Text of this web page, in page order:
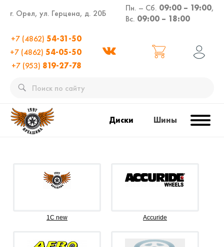
г. Орел, ул. Герцена, д. 20Б
Пн. – Сб. 09:00 – 19:00,
Вс. 09:00 – 18:00
+7 (4862) 54-31-50
+7 (4862) 54-05-50
+7 (953) 819-27-78
Диски Шины
1C new Accuride